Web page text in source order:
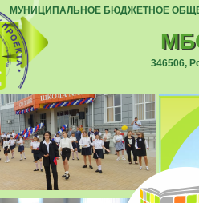
346506,
МУНИЦИПАЛЬНОЕ БЮДЖЕТНОЕ